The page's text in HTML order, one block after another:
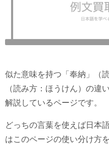
似た意味を持つ「奉納」（
（読み方：ほうけん）の違
解説しているページです。
どっちの言葉を使えば日本
はこのページの使い分け方